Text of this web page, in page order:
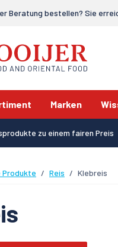
Beratung bestellen? Sie
Marken
zu einem fairen Preis
Produkte Reis Klebreis